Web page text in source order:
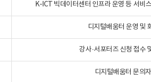
K-ICT 빅데이터센터 인프라 운영 등 서비
디지털배움터 운영 및
강사·서포터즈 신청 접수
디지털배움터 문의